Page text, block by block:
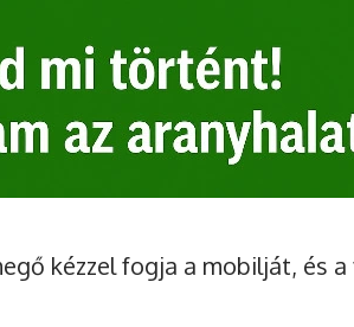
kézzel fogja a mobilját, és